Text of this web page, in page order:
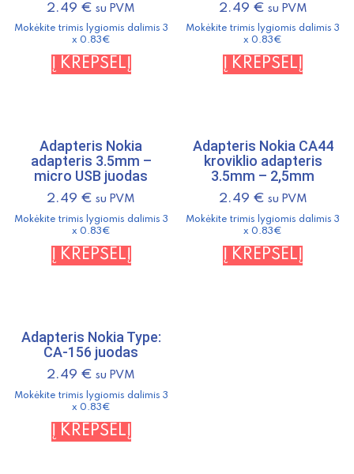
2.49 € su PVM
Mokėkite trimis lygiomis dalimis 3
x 0.83€
Į KREPŠELĮ
2.49 € su PVM
Mokėkite trimis lygiomis dalimis 3
x 0.83€
Į KREPŠELĮ
Adapteris Nokia
adapteris 3.5mm –
micro USB juodas
2.49 € su PVM
Mokėkite trimis lygiomis dalimis 3
x 0.83€
Į KREPŠELĮ
Adapteris Nokia CA44
kroviklio adapteris
3.5mm – 2,5mm
2.49 € su PVM
Mokėkite trimis lygiomis dalimis 3
x 0.83€
Į KREPŠELĮ
Adapteris Nokia Type:
CA-156 juodas
2.49 € su PVM
Mokėkite trimis lygiomis dalimis 3
x 0.83€
Į KREPŠELĮ